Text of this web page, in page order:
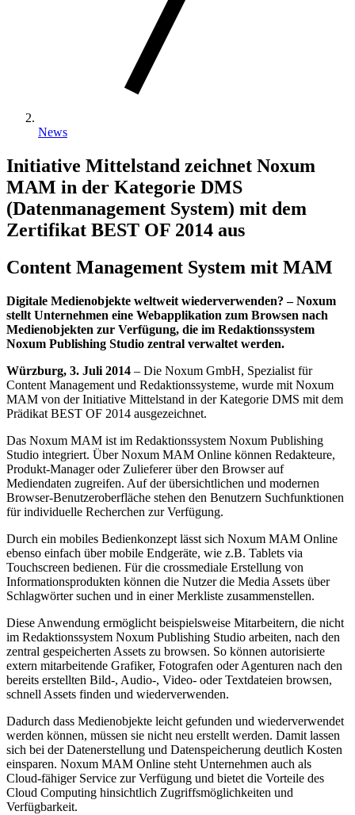
News
Initiative Mittelstand zeichnet Noxum
MAM in der Kategorie DMS
(Datenmanagement System) mit dem
Zertifikat BEST OF 2014 aus
Content Management System mit MAM
Digitale Medienobjekte weltweit wiederverwenden? – Noxum
stellt Unternehmen eine Webapplikation zum Browsen nach
Medienobjekten zur Verfügung, die im Redaktionssystem
Noxum Publishing Studio zentral verwaltet werden.
Würzburg, 3. Juli 2014 – Die Noxum GmbH, Spezialist für
Content Management und Redaktionssysteme, wurde mit Noxum
MAM von der Initiative Mittelstand in der Kategorie DMS mit dem
Prädikat BEST OF 2014 ausgezeichnet.
Das Noxum MAM ist im Redaktionssystem Noxum Publishing
Studio integriert. Über Noxum MAM Online können Redakteure,
Produkt-Manager oder Zulieferer über den Browser auf
Mediendaten zugreifen. Auf der übersichtlichen und modernen
Browser-Benutzeroberfläche stehen den Benutzern Suchfunktionen
für individuelle Recherchen zur Verfügung.
Durch ein mobiles Bedienkonzept lässt sich Noxum MAM Online
ebenso einfach über mobile Endgeräte, wie z.B. Tablets via
Touchscreen bedienen. Für die crossmediale Erstellung von
Informationsprodukten können die Nutzer die Media Assets über
Schlagwörter suchen und in einer Merkliste zusammenstellen.
Diese Anwendung ermöglicht beispielsweise Mitarbeitern, die nicht
im Redaktionssystem Noxum Publishing Studio arbeiten, nach den
zentral gespeicherten Assets zu browsen. So können autorisierte
extern mitarbeitende Grafiker, Fotografen oder Agenturen nach den
bereits erstellten Bild-, Audio-, Video- oder Textdateien browsen,
schnell Assets finden und wiederverwenden.
Dadurch dass Medienobjekte leicht gefunden und wiederverwendet
werden können, müssen sie nicht neu erstellt werden. Damit lassen
sich bei der Datenerstellung und Datenspeicherung deutlich Kosten
einsparen. Noxum MAM Online steht Unternehmen auch als
Cloud-fähiger Service zur Verfügung und bietet die Vorteile des
Cloud Computing hinsichtlich Zugriffsmöglichkeiten und
Verfügbarkeit.